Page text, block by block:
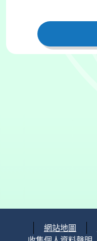
網站地圖